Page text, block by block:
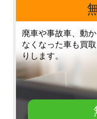
廃車や事故車、動か
なくなった車も買取
りします。